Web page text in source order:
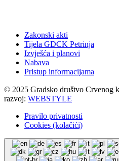
Zakonski akti
Tijela GDCK Petrinja
Izvješća i planovi
Nabava
Pristup informacijama
© 2025 Gradsko društvo Crvenog
razvoj: WEBSTYLE
Pravilo privatnosti
Cookies (kolačići)